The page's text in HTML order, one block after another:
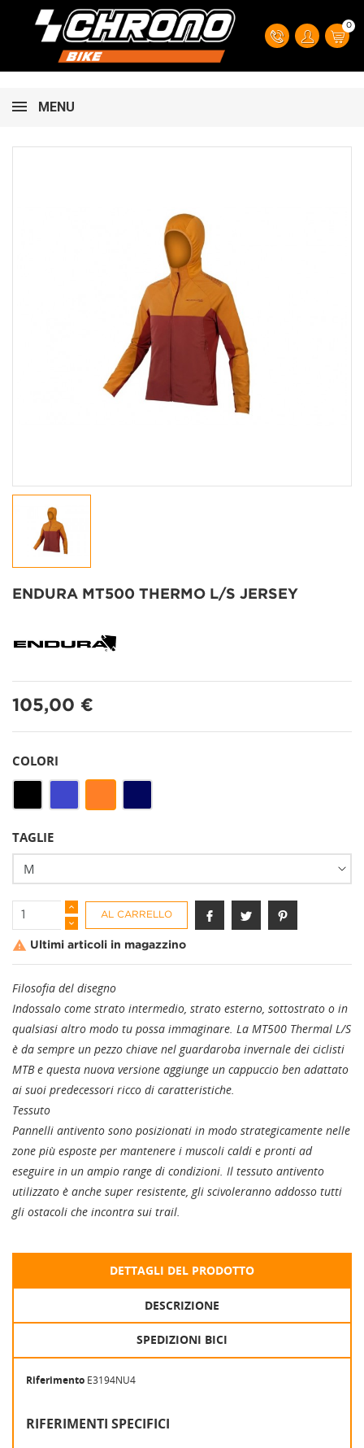
0
MENU
ENDURA MT500 THERMO L/S JERSEY
105,00 €
COLORI
TAGLIE
AL CARRELLO
 Ultimi articoli in magazzino
Filosofia del disegno
Indossalo come strato intermedio, strato esterno, sottostrato o in
qualsiasi altro modo tu possa immaginare. La MT500 Thermal L/S
è da sempre un pezzo chiave nel guardaroba invernale dei ciclisti
MTB e questa nuova versione aggiunge un cappuccio ben adattato
ai suoi predecessori ricco di caratteristiche.
Tessuto
Pannelli antivento sono posizionati in modo strategicamente nelle
zone più esposte per mantenere i muscoli caldi e pronti ad
eseguire in un ampio range di condizioni. Il tessuto antivento
utilizzato è anche super resistente, gli scivoleranno addosso tutti
gli ostacoli che incontra sui trail.
DETTAGLI DEL PRODOTTO
DESCRIZIONE
SPEDIZIONI BICI
Riferimento E3194NU4
RIFERIMENTI SPECIFICI